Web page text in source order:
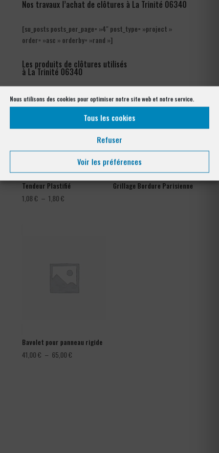
Nous utilisons des cookies pour optimiser notre site web et notre service.
Tous les cookies
Refuser
Voir les préférences
Nos travaux l’achat de clôtures à La Trinité 06340
[su_posts posts_per_page= »4″ post_type= »project »
order= »asc » orderby= »rand »]
Les produits de clôtures utilisés
à La Trinité 06340
Tendeur Plastifié
1,08€ – 1,80€Plage
Grillage Bordure Parisienne
Bavolet pour panneau rigide
41,00€ – 65,00€Plage